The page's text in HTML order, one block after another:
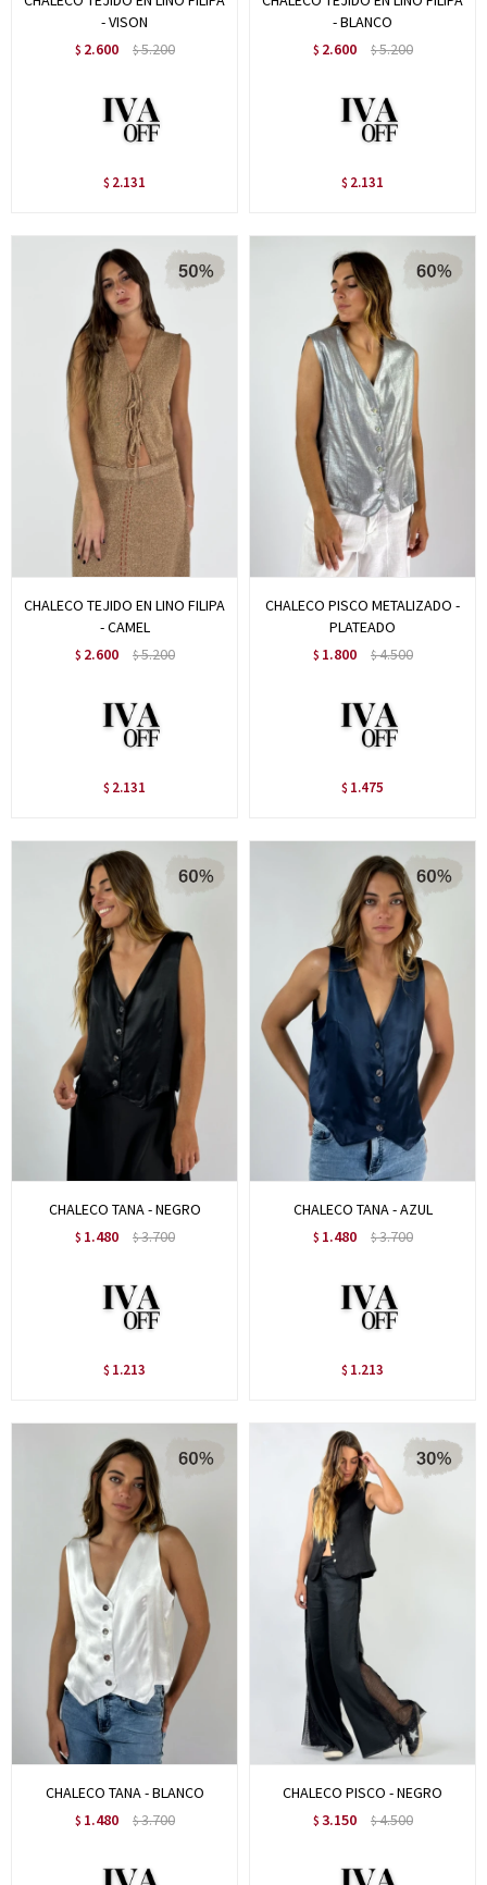
- VISON
$ 2.600 $5.200
$ 2.131
- BLANCO
$ 2.600 $5.200
$ 2.131
CHALECO TEJIDO EN LINO FILIPA
- CAMEL
$ 2.600 $5.200
$ 2.131
CHALECO PISCO METALIZADO -
PLATEADO
$ 1.800 $4.500
$ 1.475
CHALECO TANA - NEGRO
$ 1.480 $3.700
$ 1.213
CHALECO TANA - AZUL
$ 1.480 $3.700
$ 1.213
CHALECO TANA - BLANCO
$ 1.480 $3.700
CHALECO PISCO - NEGRO
$ 3.150 $4.500